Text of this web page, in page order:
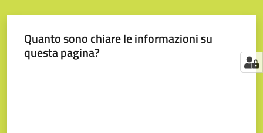
Quanto sono chiare le informazioni su
questa pagina?